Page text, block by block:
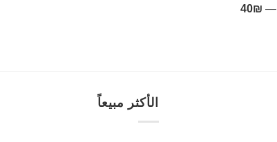
—
₪40
الأكثر مبيعاً